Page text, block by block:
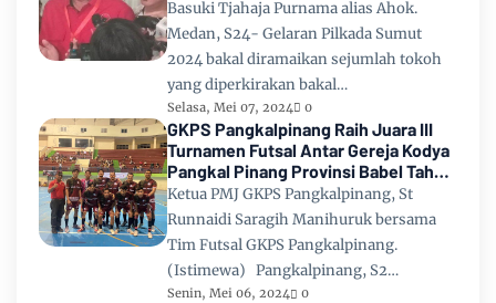
Basuki Tjahaja Purnama alias Ahok.
Medan, S24- Gelaran Pilkada Sumut
2024 bakal diramaikan sejumlah tokoh
yang diperkirakan bakal…
Selasa, Mei 07, 2024 0
GKPS Pangkalpinang Raih Juara III
Turnamen Futsal Antar Gereja Kodya
Pangkal Pinang Provinsi Babel Tahun
2024
Ketua PMJ GKPS Pangkalpinang, St
Runnaidi Saragih Manihuruk bersama
Tim Futsal GKPS Pangkalpinang.
(Istimewa) Pangkalpinang, S2…
Senin, Mei 06, 2024 0